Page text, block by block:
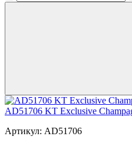
AD51706 KT Exclusive
Артикул: AD51706